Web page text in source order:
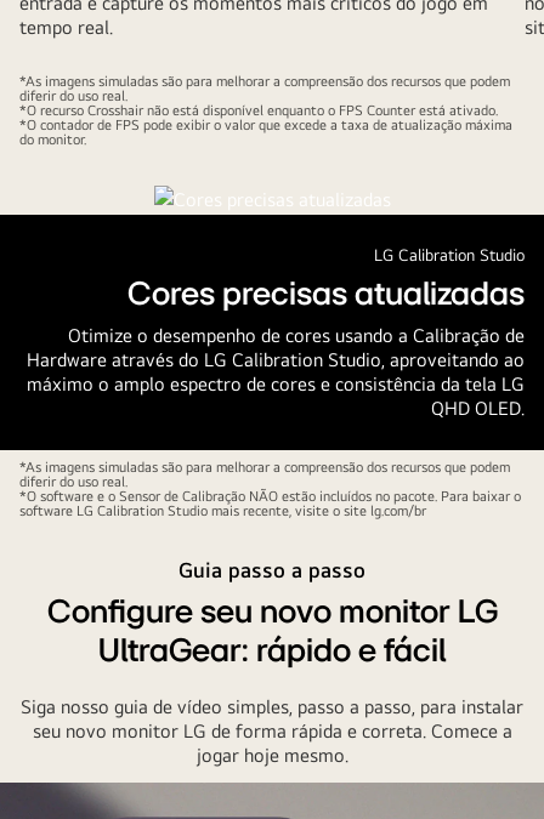
tempo real.
*As imagens simuladas são para melhorar a compreensão dos recursos que podem
diferir do uso real.
*O recurso Crosshair não está disponível enquanto o FPS Counter está ativado.
*O contador de FPS pode exibir o valor que excede a taxa de atualização máxima
do monitor.
LG Calibration Studio
Cores precisas atualizadas
Otimize o desempenho de cores usando a Calibração de
Hardware através do LG Calibration Studio, aproveitando ao
máximo o amplo espectro de cores e consistência da tela LG
QHD OLED.
*As imagens simuladas são para melhorar a compreensão dos recursos que podem
diferir do uso real.
*O software e o Sensor de Calibração NÃO estão incluídos no pacote. Para baixar o
software LG Calibration Studio mais recente, visite o site lg.com/br
Guia passo a passo
Configure seu novo monitor LG
UltraGear: rápido e fácil
Siga nosso guia de vídeo simples, passo a passo, para instalar
seu novo monitor LG de forma rápida e correta. Comece a
jogar hoje mesmo.